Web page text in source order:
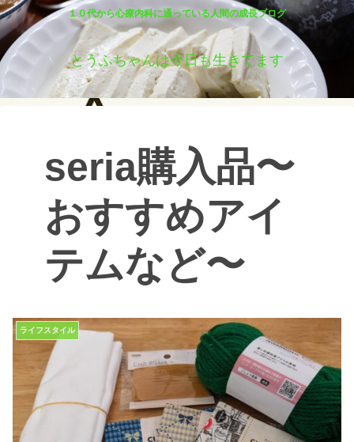
１０代から心療内科に通っている人間の成長ブログ
とうふちゃんは今日も生きてます
seria購入品〜
おすすめアイ
テムなど〜
ライフスタイル